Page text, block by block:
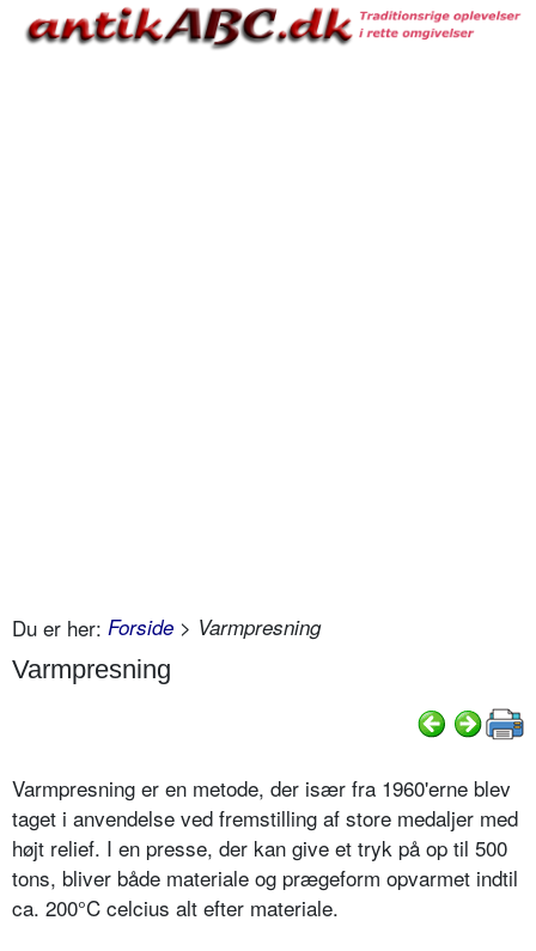
Du er her: Forside > Varmpresning
Varmpresning
Varmpresning er en metode, der især fra 1960'erne blev
taget i anvendelse ved fremstilling af store medaljer med
højt relief. I en presse, der kan give et tryk på op til 500
tons, bliver både materiale og prægeform opvarmet indtil
ca. 200°C celcius alt efter materiale.